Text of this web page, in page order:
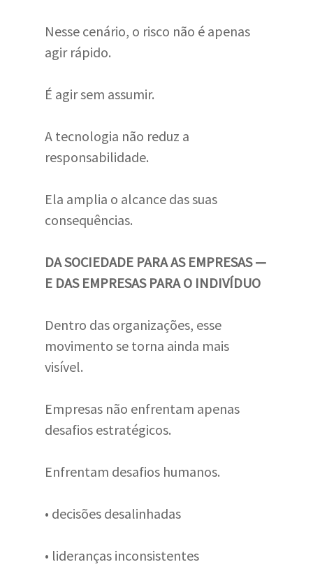
Nesse cenário, o risco não é apenas
agir rápido.
É agir sem assumir.
A tecnologia não reduz a
responsabilidade.
Ela amplia o alcance das suas
consequências.
DA SOCIEDADE PARA AS EMPRESAS —
E DAS EMPRESAS PARA O INDIVÍDUO
Dentro das organizações, esse
movimento se torna ainda mais
visível.
Empresas não enfrentam apenas
desafios estratégicos.
Enfrentam desafios humanos.
• decisões desalinhadas
• lideranças inconsistentes